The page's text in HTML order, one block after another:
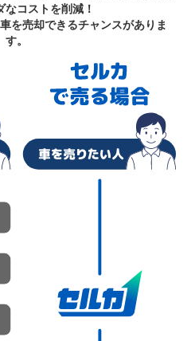
なコストを削減！
を売却できるチャンスがありま
す。